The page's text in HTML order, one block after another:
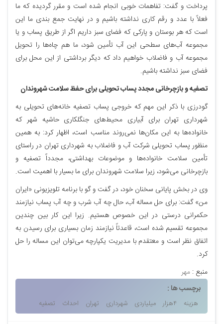
پرداخت و گفت: تفاهمات خوبی انجام شده است و مقرر گردیده که ما
فعلاً با عدد و رقم کاری نداشته باشیم و در نهایت جمع بندی ما این
است که هر بوستان و پارکی که فضای سبز داریم اگر از طریق پساب و یا
مجموعه آب‌های سطحی این آب تأمین شود، ما هم چاه‌ها را تحویل
مجموعه آب و فاضلاب خواهیم داد که دیگر برداشتی از این محل برای
فضای سبز نداشته باشیم.
تصفیه و بازچرخانی مجدد پساب تحویلی برای حفظ سلامت شهروندان
گودرزی با ذکر این مهم که خروجی پساب تصفیه خانه‌های تحویلی به
شهرداری تهران برای آبیاری محیط‌های جنگلکاری حاشیه شهر که
خانواده‌ها به این مکان‌ها نمی‌روند مناسب است، اظهار کرد: به همین
منظور پساب تحویلی شرکت آب و فاضلاب به شهرداری تهران در راستای
تأمین سلامت خانواده‌ها و موضوعات بهداشتی، مجدداً تصفیه و
بازچرخانی می‌شود، زیرا سلامت شهروندان برای ما بسیار با اهمیت است.
وی در بخش پایانی سخنان خود، در گفت و گو با برنامه تلویزیونی «ایران
من» گفت: برای حل مساله آب، حال چه آب شرب و چه آب پساب نیازمند
حکمرانی درستی در این خصوص هستیم. زیرا این کار بین چندین
مجموعه تقسیم شده است، قاعدتاً نیازمند زمان بسیاری برای رسیدن به
اتفاق نظر است و معتقدم با مدیریت یکپارچه می‌توان این مساله را حل
کرد.
منبع : مهر
برچسب ها :
هزینه ۴هزار میلیاردی شهرداری تهران احداث تصفیه